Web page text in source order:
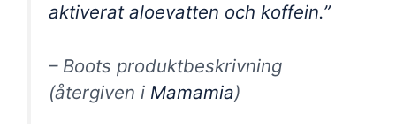
aktiverat aloevatten och koffein.”
– Boots produktbeskrivning
(återgiven i Mamamia)